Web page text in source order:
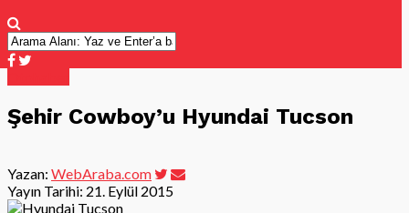
Şehir Cowboy’u Hyundai Tucson
Yazan: WebAraba.com
Yayın Tarihi: 21. Eylül 2015